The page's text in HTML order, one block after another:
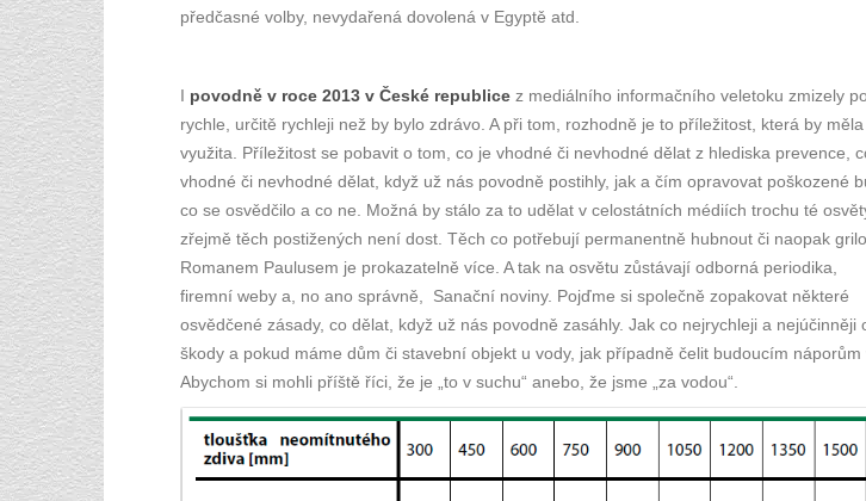
předčasné volby, nevydařená dovolená v Egyptě atd.
I povodně v roce 2013 v České republice z mediálního informačního veletoku zmizely
rychle, určitě rychleji než by bylo zdrávo. A při tom, rozhodně je to příležitost, která by
využita. Příležitost se pobavit o tom, co je vhodné či nevhodné dělat z hlediska prevence,
vhodné či nevhodné dělat, když už nás povodně postihly, jak a čím opravovat poškozené
co se osvědčilo a co ne. Možná by stálo za to udělat v celostátních médiích trochu té
zřejmě těch postižených není dost. Těch co potřebují permanentně hubnout či naopak
Romanem Paulusem je prokazatelně více. A tak na osvětu zůstávají odborná periodika,
firemní weby a, no ano správně, Sanační noviny. Pojďme si společně zopakovat některé
osvědčené zásady, co dělat, když už nás povodně zasáhly. Jak co nejrychleji a nejúčinněji
škody a pokud máme dům či stavební objekt u vody, jak případně čelit budoucím náporům
Abychom si mohli příště říci, že je „to v suchu“ anebo, že jsme „za vodou“.